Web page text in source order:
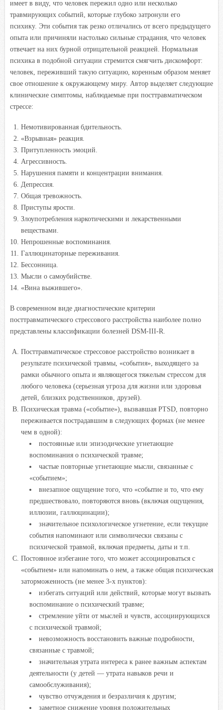
имеет в виду, что человек пережил одно или несколько
травмирующих событий, которые глубоко затронули его
психику. Эти события так резко отличались от всего предыдущего
опыта или причиняли настолько сильные страдания, что человек
отвечает на них бурной отрицательной реакцией. Нормальная
психика в подобной ситуации стремится смягчить дискомфорт:
человек, переживший такую ситуацию, коренным образом меняет
свое отношение к окружающему миру. Автор выделяет следующие
клинические симптомы, наблюдаемые при посттравматическом
стрессе:
Немотивированная бдительность.
«Взрывная» реакция.
Притупленность эмоций.
Агрессивность.
Нарушения памяти и концентрации внимания.
Депрессия.
Общая тревожность.
Приступы ярости.
Злоупотребления наркотическими и лекарственными
веществами.
Непрошенные воспоминания.
Галлюцинаторные переживания.
Бессонница.
Мысли о самоубийстве.
«Вина выжившего».
В современном виде диагностические критерии
посттравматического стрессового расстройства наиболее полно
представлены классификации болезней DSM-III-R.
Посттравматическое стрессовое расстройство возникает в
результате психической травмы, «события», выходящего за
рамки обычного опыта и являющегося тяжелым стрессом для
любого человека (серьезная угроза для жизни или здоровья
детей, близких родственников, друзей).
Психическая травма («событие»), вызвавшая PTSD, повторно
переживается пострадавшим в следующих формах (не менее
чем в одной):
постоянные или эпизодические угнетающие
воспоминания о психической травме;
частые повторные угнетающие мысли, связанные с
«событием»;
внезапное ощущение того, что «событие и то, что ему
предшествовало, повторяются вновь (включая ощущения,
иллюзии, галлюцинации);
значительное психологическое угнетение, если текущие
события напоминают или символически связаны с
психической травмой, включая предметы, даты и т.п.
Постоянное избегание того, что может ассоциироваться с
«событием» или напоминать о нем, а также общая психическая
заторможенность (не менее 3-х пунктов):
избегать ситуаций или действий, которые могут вызвать
воспоминание о психический травме;
стремление уйти от мыслей и чувств, ассоциирующихся
с психической травмой;
невозможность восстановить важные подробности,
связанные с травмой;
значительная утрата интереса к ранее важным аспектам
деятельности (у детей — утрата навыков речи и
самообслуживания);
чувство отчуждения и безразличия к другим;
заметное снижение уровня положительных